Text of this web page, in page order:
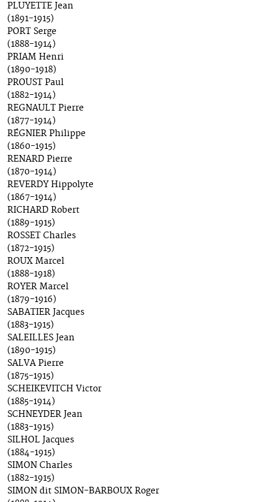
PLUYETTE Jean
(1891-1915)
PORT Serge
(1888-1914)
PRIAM Henri
(1890-1918)
PROUST Paul
(1882-1914)
REGNAULT Pierre
(1877-1914)
RÉGNIER Philippe
(1860-1915)
RENARD Pierre
(1870-1914)
REVERDY Hippolyte
(1867-1914)
RICHARD Robert
(1889-1915)
ROSSET Charles
(1872-1915)
ROUX Marcel
(1888-1918)
ROYER Marcel
(1879-1916)
SABATIER Jacques
(1883-1915)
SALEILLES Jean
(1890-1915)
SALVA Pierre
(1875-1915)
SCHEIKEVITCH Victor
(1885-1914)
SCHNEYDER Jean
(1883-1915)
SILHOL Jacques
(1884-1915)
SIMON Charles
(1882-1915)
SIMON dit SIMON-BARBOUX Roger